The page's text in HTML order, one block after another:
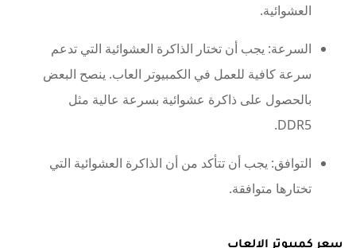
العشوائية.
السرعة: يجب أن تختار الذاكرة العشوائية التي تدعم
سرعة كافية للعمل في الكمبيوتر العاب. ينصح البعض
بالحصول على ذاكرة عشوائية بسرعة عالية مثل
DDR5.
التوافق: يجب أن تتأكد من أن الذاكرة العشوائية التي
تختارها متوافقة.
سعر كمبيوتر الالعاب